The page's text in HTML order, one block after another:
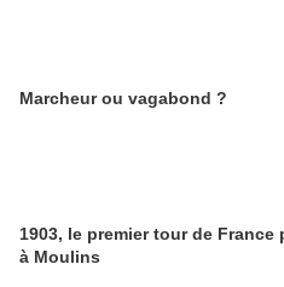
Marcheur ou vagabond ?
1903, le premier tour de France
à Moulins